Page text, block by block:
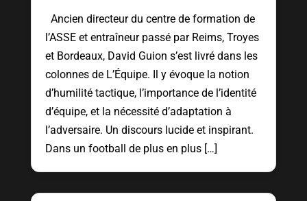
Ancien directeur du centre de formation de
l’ASSE et entraîneur passé par Reims, Troyes
et Bordeaux, David Guion s’est livré dans les
colonnes de L’Équipe. Il y évoque la notion
d’humilité tactique, l’importance de l’identité
d’équipe, et la nécessité d’adaptation à
l’adversaire. Un discours lucide et inspirant.
Dans un football de plus en plus […]